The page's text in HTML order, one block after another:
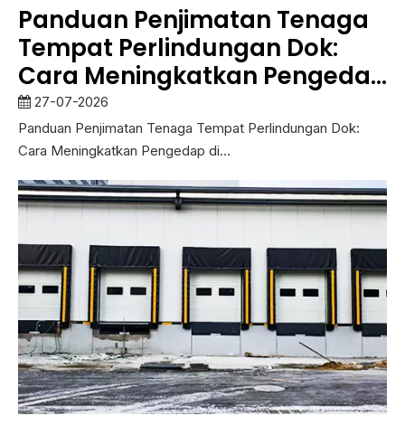
Panduan Penjimatan Tenaga
Tempat Perlindungan Dok:
Cara Meningkatkan Pengedap
di Dok Pemuatan
27-07-2026
Panduan Penjimatan Tenaga Tempat Perlindungan Dok:
Cara Meningkatkan Pengedap di...